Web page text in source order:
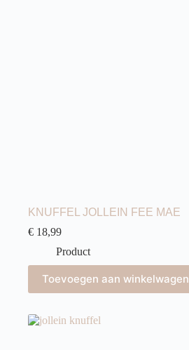
KNUFFEL JOLLEIN FEE MAE
€ 18,99
Product
Toevoegen aan winkelwagen